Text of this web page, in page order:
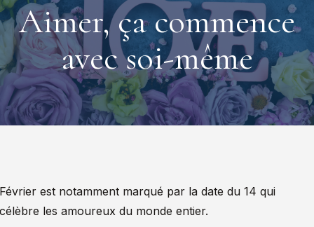
Aimer, ça commence
avec soi-même
est notamment marqué par la date du 14 qui
les amoureux du monde entier.